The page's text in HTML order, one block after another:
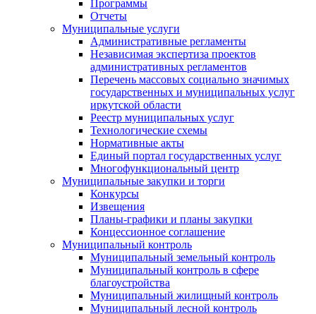
Программы
Отчеты
Муниципальные услуги
Административные регламенты
Независимая экспертиза проектов
административных регламентов
Перечень массовых социально значимых
государственных и муниципальных услуг
иркутской области
Реестр муниципальных услуг
Технологические схемы
Нормативные акты
Единый портал государственных услуг
Многофункциональный центр
Муниципальные закупки и торги
Конкурсы
Извещения
Планы-графики и планы закупки
Концессионное соглашение
Муниципальный контроль
Муниципальный земельный контроль
Муниципальный контроль в сфере
благоустройства
Муниципальный жилищный контроль
Муниципальный лесной контроль